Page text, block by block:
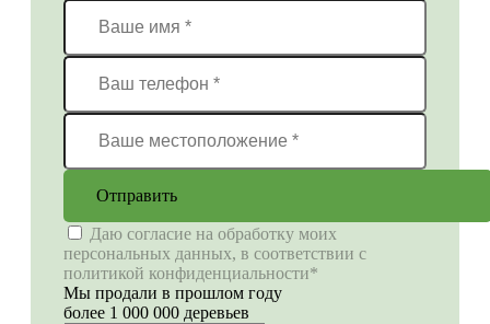
Отправить
Даю согласие на обработку моих
персональных данных, в соответствии с
политикой конфиденциальности*
Мы продали в прошлом году
более 1 000 000 деревьев